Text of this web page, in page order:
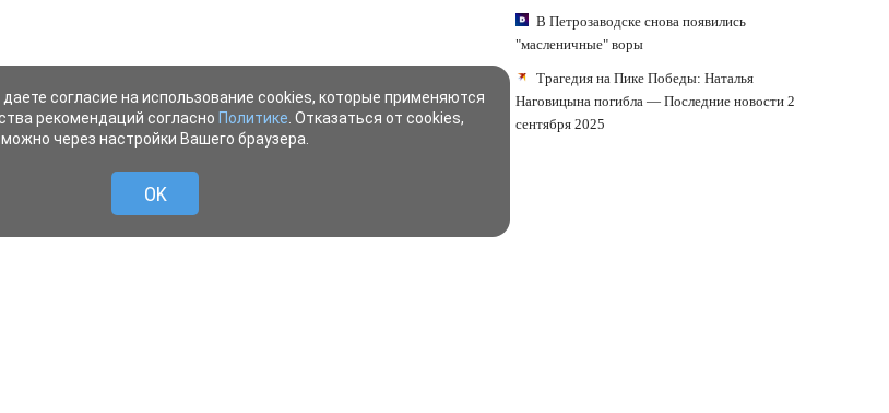
В Петрозаводске снова появились
"масленичные" воры
Трагедия на Пике Победы: Наталья
Наговицына погибла — Последние новости 2
сентября 2025
согласие на использование cookies, которые применяются
рекомендаций согласно Политике . Отказаться от cookies,
можно через настройки Вашего браузера.
OK